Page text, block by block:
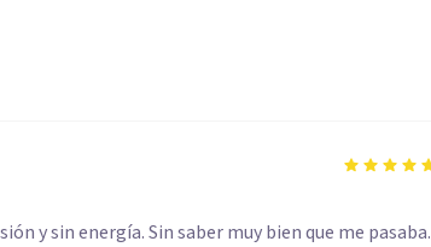
y sin energía. Sin saber muy bien que me pasaba.